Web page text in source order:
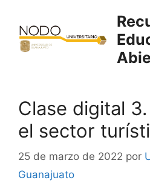
contenido
Clase digital
el sector
25 de marzo de 2022 por
Guanajuato